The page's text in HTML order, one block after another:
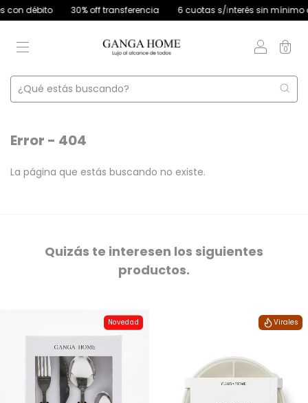
débito 30% off transferencia 6 cuotas s/interés sin mínimo de
0
Error - 404
La página que estás buscando no existe.
Quizás te interesen los siguientes
productos.
Novedad Virales